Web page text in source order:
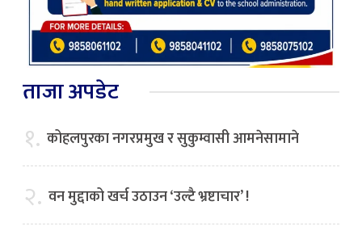
ताजा अपडेट
१. कोहलपुरका नगरप्रमुख र सुकुम्वासी आमनेसामाने
२. वन मुद्दाको खर्च उठाउन ‘उल्टै भ्रष्टाचार’ !